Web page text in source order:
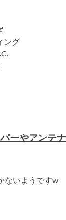
ング
ーやアンテ
ないようですw